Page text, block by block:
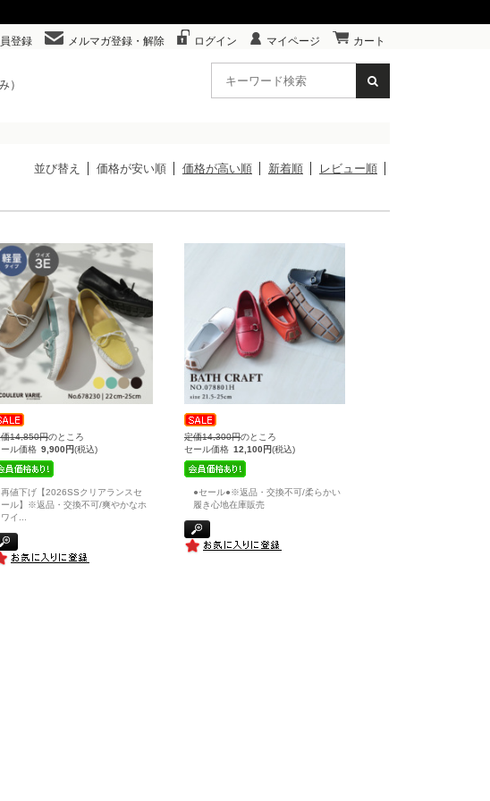
登録 メルマガ登録・解除 ログイン マイページ カート
）
並び替え 価格が安い順 価格が高い順 新着順 レビュー順
14,850円のところ
ル価格 9,900円(税込)
再値下げ【2026SSクリアランスセ
ール】※返品・交換不可/爽やかなホ
ワイ
定価14,300円のところ
セール価格 12,100円(税込)
●セール●※返品・交換不可/柔らかい
履き心地在庫販売